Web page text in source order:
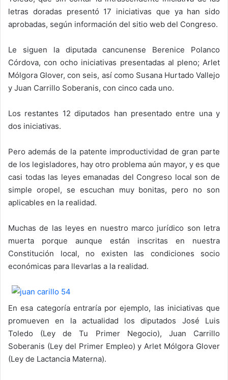
letras doradas presentó 17 iniciativas que ya han sido
aprobadas, según información del sitio web del Congreso.
Le siguen la diputada cancunense Berenice Polanco
Córdova, con ocho iniciativas presentadas al pleno; Arlet
Mólgora Glover, con seis, así como Susana Hurtado Vallejo
y Juan Carrillo Soberanis, con cinco cada uno.
Los restantes 12 diputados han presentado entre una y
dos iniciativas.
Pero además de la patente improductividad de gran parte
de los legisladores, hay otro problema aún mayor, y es que
casi todas las leyes emanadas del Congreso local son de
simple oropel, se escuchan muy bonitas, pero no son
aplicables en la realidad.
Muchas de las leyes en nuestro marco jurídico son letra
muerta porque aunque están inscritas en nuestra
Constitución local, no existen las condiciones socio
económicas para llevarlas a la realidad.
En esa categoría entraría por ejemplo, las iniciativas que
promueven en la actualidad los diputados José Luis
Toledo (Ley de Tu Primer Negocio), Juan Carrillo
Soberanis (Ley del Primer Empleo) y Arlet Mólgora Glover
(Ley de Lactancia Materna).